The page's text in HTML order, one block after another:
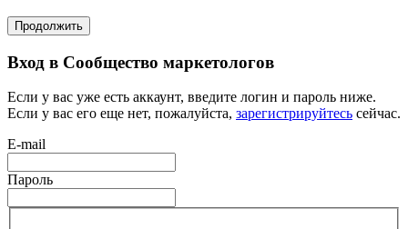
Продолжить
Вход в Сообщество маркетологов
Если у вас уже есть аккаунт, введите логин и пароль ниже.
Если у вас его еще нет, пожалуйста, зарегистрируйтесь сейчас.
E-mail
Пароль